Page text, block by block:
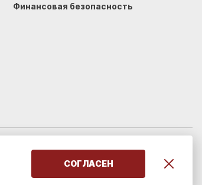
Финансовая безопасность
Создание сайта
СОГЛАСЕН